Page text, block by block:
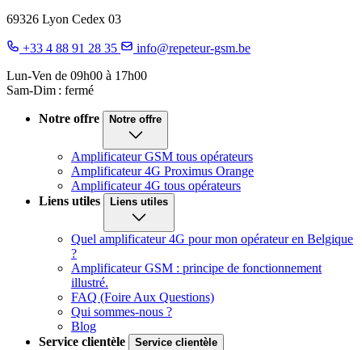
69326 Lyon Cedex 03
+33 4 88 91 28 35
info@repeteur-gsm.be
Lun-Ven de 09h00 à 17h00
Sam-Dim : fermé
Notre offre Notre offre
Amplificateur GSM tous opérateurs
Amplificateur 4G Proximus Orange
Amplificateur 4G tous opérateurs
Liens utiles
Liens utiles
Quel amplificateur 4G pour mon opérateur en Belgique
?
Amplificateur GSM : principe de fonctionnement
illustré.
FAQ (Foire Aux Questions)
Qui sommes-nous ?
Blog
Service clientèle
Service clientèle